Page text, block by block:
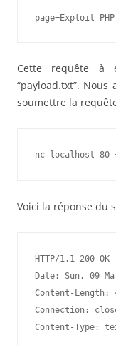
page=Exploit
Cette requête à
“payload.txt”.
soumettre la
nc localhost 80
Voici la réponse du
HTTP/1.1 200 OK
Date: Sun, 09
Content-Length:
Connection:
Content-Type: